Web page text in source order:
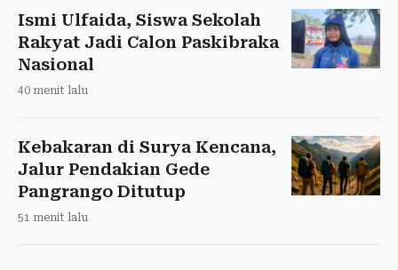
Ismi Ulfaida, Siswa Sekolah
Rakyat Jadi Calon Paskibraka
Nasional
40 menit lalu
Kebakaran di Surya Kencana,
Jalur Pendakian Gede
Pangrango Ditutup
51 menit lalu